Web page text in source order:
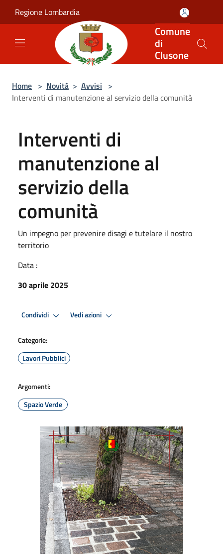
Regione Lombardia
Comune
di
Clusone
Home > Novità > Avvisi >
Interventi di manutenzione al servizio della comunità
Interventi di
manutenzione al
servizio della
comunità
Un impegno per prevenire disagi e tutelare il nostro
territorio
Data :
30 aprile 2025
Condividi Vedi azioni
Categorie:
Lavori Pubblici
Argomenti:
Spazio Verde